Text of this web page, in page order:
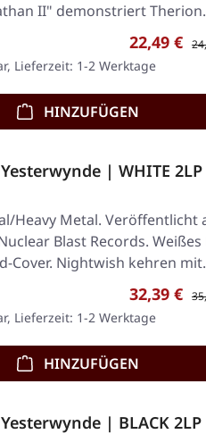
II" demonstriert
22,49 €
Lieferzeit: 1-2 Werktage
HINZUFÜGEN
Yesterwynde | WHITE 2LP
Heavy Metal. Veröffentlicht
Blast Records.
Cover. Nightwish kehren
32,39 €
Lieferzeit: 1-2 Werktage
HINZUFÜGEN
| BLACK 2LP